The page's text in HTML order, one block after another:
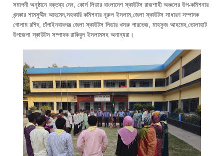
সমাপনী অনুষ্ঠানে বক্তব্য দেন, কোর্স লিডার বাংলাদেশ স্কাউটস রাজশাহী অঞ্চলের উপ-কমিশনার
খন্দকার শামসুদ্দীন আহমেদ,সহকারি কমিশনার নূরুল ইসলাম,জেলা স্কাউটস সাধারণ সম্পাদক
গোলাম রশিদ, চাঁপাইনবাবগঞ্জ জেলা স্কাউটস লিডার খসরু পারভেজ, মাহফুজ আহমেদ,ভোলাহাট
উপজেলা স্কাউটস সম্পাদক রাকিবুল ইসলামসহ অনান্যরা।